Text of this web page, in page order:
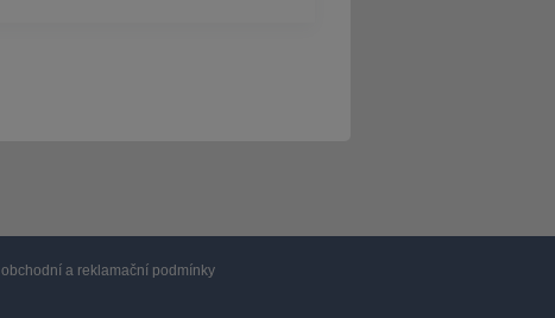
obchodní a reklamační podmínky